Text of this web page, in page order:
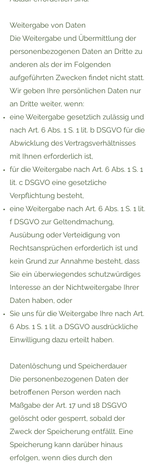
Weitergabe von Daten
Die Weitergabe und Übermittlung der
personenbezogenen Daten an Dritte zu
anderen als der im Folgenden
aufgeführten Zwecken findet nicht statt.
Wir geben Ihre persönlichen Daten nur
an Dritte weiter, wenn:
eine Weitergabe gesetzlich zulässig und
nach Art. 6 Abs. 1 S. 1 lit. b DSGVO für die
Abwicklung des Vertragsverhältnisses
mit Ihnen erforderlich ist,
für die Weitergabe nach Art. 6 Abs. 1 S. 1
lit. c DSGVO eine gesetzliche
Verpflichtung besteht,
eine Weitergabe nach Art. 6 Abs. 1 S. 1 lit.
f DSGVO zur Geltendmachung,
Ausübung oder Verteidigung von
Rechtsansprüchen erforderlich ist und
kein Grund zur Annahme besteht, dass
Sie ein überwiegendes schutzwürdiges
Interesse an der Nichtweitergabe Ihrer
Daten haben, oder
Sie uns für die Weitergabe Ihre nach Art.
6 Abs. 1 S. 1 lit. a DSGVO ausdrückliche
Einwilligung dazu erteilt haben.
Datenlöschung und Speicherdauer
Die personenbezogenen Daten der
betroffenen Person werden nach
Maßgabe der Art. 17 und 18 DSGVO
gelöscht oder gesperrt, sobald der
Zweck der Speicherung entfällt. Eine
Speicherung kann darüber hinaus
erfolgen, wenn dies durch den